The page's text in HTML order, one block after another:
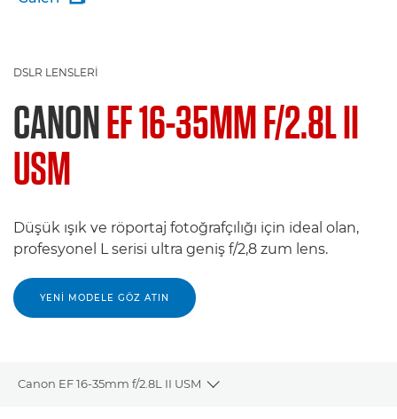
DSLR LENSLERI
CANONEF 16-35MM F/2.8L II
USM
Düşük ışık ve röportaj fotoğrafçılığı için ideal olan,
profesyonel L serisi ultra geniş f/2,8 zum lens.
YENI MODELE GÖZ ATIN
Canon EF 16-35mm f/2.8L II USM
Toggle breadcrumbs